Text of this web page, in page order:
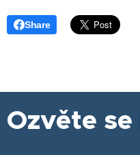
Share
Ozvěte se